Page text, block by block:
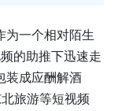
为一个相对陌生
的助推下迅速走
装成应酬解酒
旅游等短视频